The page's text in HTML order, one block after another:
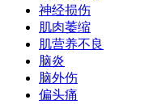
神经损伤
肌肉萎缩
肌营养不良
脑炎
脑外伤
偏头痛